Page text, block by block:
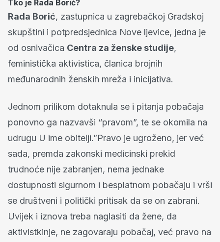
Tko je Rada Borić?
Rada Borić, zastupnica u zagrebačkoj Gradskoj
skupštini i potpredsjednica Nove ljevice, jedna je
od osnivačica Centra za ženske studije,
feministička aktivistica, članica brojnih
međunarodnih ženskih mreža i inicijativa.
Jednom prilikom dotaknula se i pitanja pobačaja
ponovno ga nazvavši “pravom”, te se okomila na
udrugu U ime obitelji.”Pravo je ugroženo, jer već
sada, premda zakonski medicinski prekid
trudnoće nije zabranjen, nema jednake
dostupnosti sigurnom i besplatnom pobačaju i vrši
se društveni i politički pritisak da se on zabrani.
Uvijek i iznova treba naglasiti da žene, da
aktivistkinje, ne zagovaraju pobačaj, već pravo na